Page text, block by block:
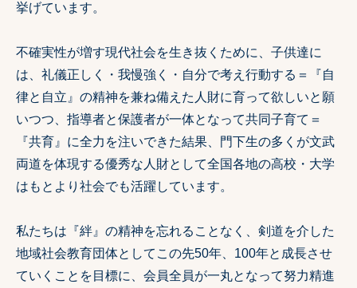
挙げています。
不確実性が増す現代社会を生き抜くために、子供達に
は、礼儀正しく・我慢強く・自分で考え行動する＝『自
律と自立』の精神を兼ね備えた人財に育って欲しいと願
いつつ、指導者と保護者が一体となって共同子育て＝
『共育』に全力を注いできた結果、門下生の多くが文武
両道を体現する優秀な人財として全国各地の高校・大学
はもとより社会でも活躍しています。
私たちは『絆』の精神を忘れることなく、剣道を介した
地域社会教育団体としてこの先50年、100年と成長させ
ていくことを目標に、会員全員が一丸となって努力精進